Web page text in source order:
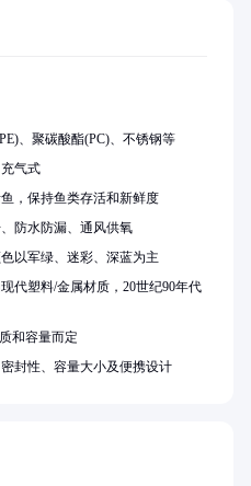
、聚碳酸酯(PC)、不锈钢等
气式
，保持鱼类存活和新鲜度
防水防漏、通风供氧
以军绿、迷彩、深蓝为主
代塑料/金属材质，20世纪90年代
和容量而定
封性、容量大小及便携设计